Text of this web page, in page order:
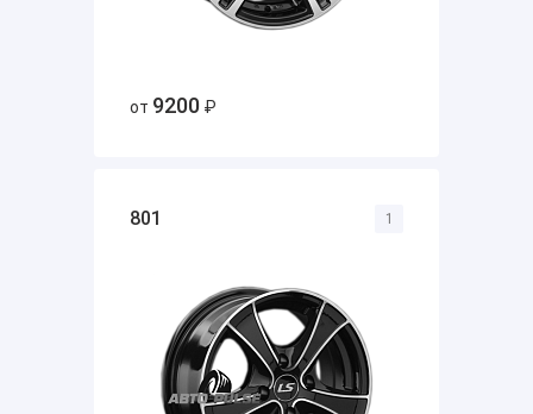
от 9200 ₽
801 1